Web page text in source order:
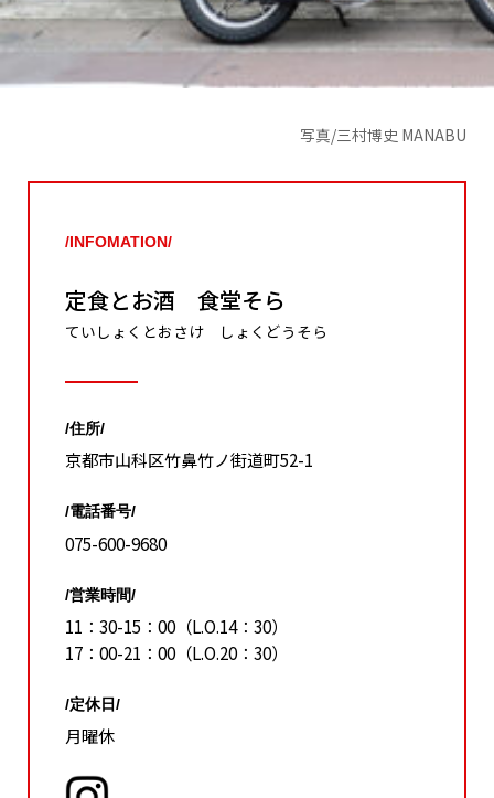
写真/三村博史 MANABU
/INFOMATION/
定食とお酒 食堂そら
ていしょくとおさけ しょくどうそら
/住所/
京都市山科区竹鼻竹ノ街道町52-1
/電話番号/
075-600-9680
/営業時間/
11：30-15：00（L.O.14：30）
17：00-21：00（L.O.20：30）
/定休日/
月曜休